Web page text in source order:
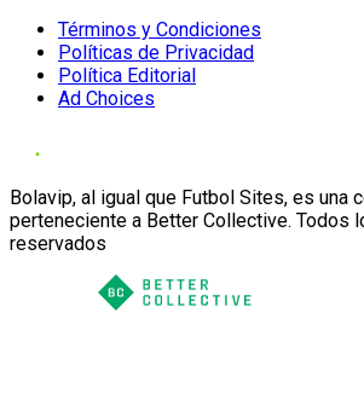
Términos y Condiciones
Políticas de Privacidad
Política Editorial
Ad Choices
Bolavip, al igual que Futbol Sites, es una
perteneciente a Better Collective. Todos
reservados